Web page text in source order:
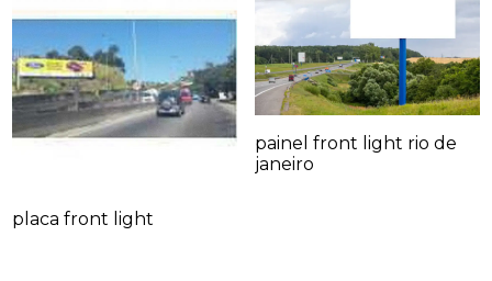
placa front light
painel front light rio de
janeiro